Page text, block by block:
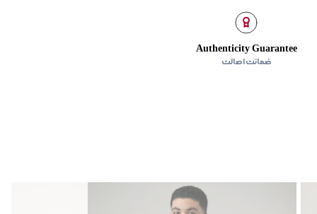
Authenticity Guarantee
ضمانت اصالت